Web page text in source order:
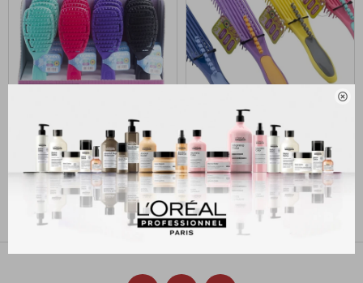

Dompel Cepillo
Desenredante Maya Flexible
$ 320
Dompel Cepillo Caracol
Rulos Ondas Desenredante
Antifrizz
300